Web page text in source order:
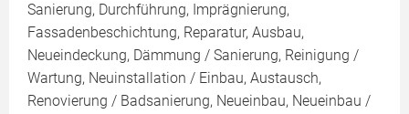
Sanierung, Durchführung, Imprägnierung,
Fassadenbeschichtung, Reparatur, Ausbau,
Neueindeckung, Dämmung / Sanierung, Reinigung /
Wartung, Neuinstallation / Einbau, Austausch,
Renovierung / Badsanierung, Neueinbau, Neueinbau /